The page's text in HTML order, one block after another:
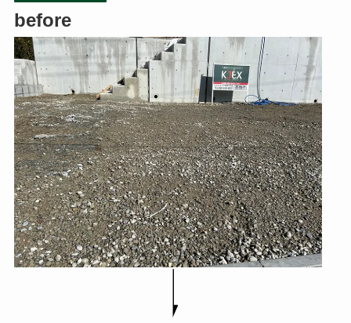
before